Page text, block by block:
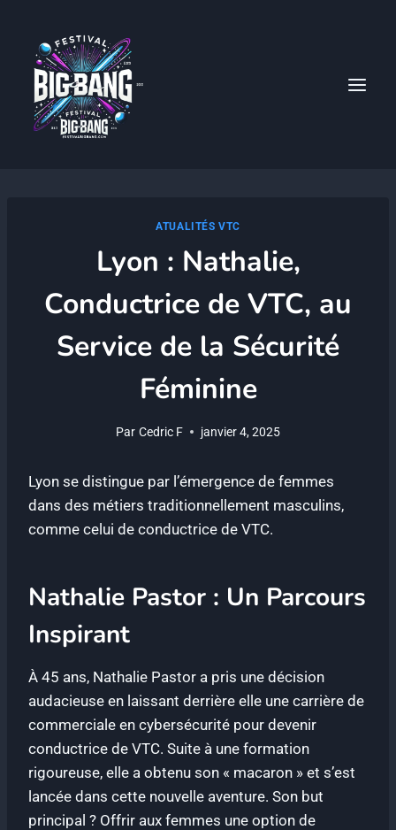
contenu
ATUALITÉS VTC
Lyon : Nathalie,
Conductrice de VTC, au
Service de la Sécurité
Féminine
Par Cedric F janvier 4, 2025
Lyon se distingue par l’émergence de femmes
dans des métiers traditionnellement masculins,
comme celui de conductrice de VTC.
Nathalie Pastor : Un Parcours
Inspirant
À 45 ans, Nathalie Pastor a pris une décision
audacieuse en laissant derrière elle une carrière de
commerciale en cybersécurité pour devenir
conductrice de VTC. Suite à une formation
rigoureuse, elle a obtenu son « macaron » et s’est
lancée dans cette nouvelle aventure. Son but
principal ? Offrir aux femmes une option de